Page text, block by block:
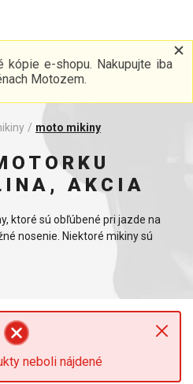
kópie e-shopu. Nakupujte iba
Motozem.
/ moto mikiny
AKCIA
ktoré sú obľúbené pri jazde na
nosenie. Niektoré mikiny sú
vzhľad. Pánske a dámske.
neboli nájdené